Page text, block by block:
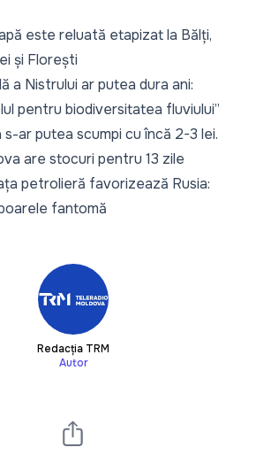
este reluată etapizat la Bălți,
și Florești
a Nistrului ar putea dura ani:
pentru biodiversitatea fluviului”
ar putea scumpi cu încă 2-3 lei.
are stocuri pentru 13 zile
petrolieră favorizează Rusia:
fantomă
Redacția TRM
Autor